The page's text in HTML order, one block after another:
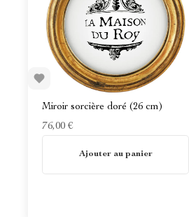
Miroir sorcière doré (26 cm)
76,00 €
Ajouter au panier